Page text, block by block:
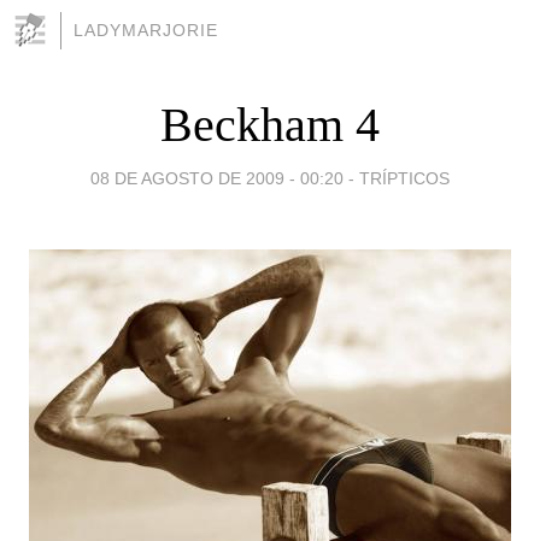
LADYMARJORIE
Beckham 4
08 DE AGOSTO DE 2009 - 00:20 - TRÍPTICOS